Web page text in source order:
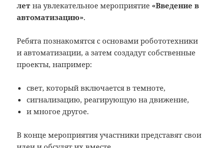
лет на увлекательное мероприятие «Введение в
автоматизацию».
Ребята познакомятся с основами робототехники
и автоматизации, а затем создадут собственные
проекты, например:
свет, который включается в темноте,
сигнализацию, реагирующую на движение,
и многое другое.
В конце мероприятия участники представят свои